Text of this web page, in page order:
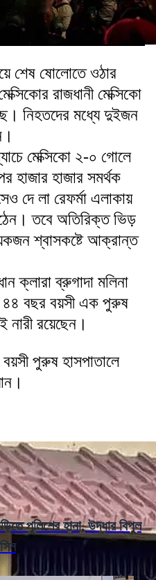
শেষ ষোলোতে ওঠার
রাজধানী মেক্সিকো
নিহতদের মধ্যে দুইজন
মেক্সিকো ২-০ গোলে
হাজার হাজার সমর্থক
দে লা রেফর্মা এলাকায়
তবে অতিরিক্ত ভিড়
শ্বাসকষ্টে আক্রান্ত
ক্লারা ব্রুগাদা মলিনা
৪৪ বছর বয়সী এক পুরুষ
রয়েছেন।
পুরুষ হাসপাতালে
পুলিশের হানা, উদ্ধার বিপুল